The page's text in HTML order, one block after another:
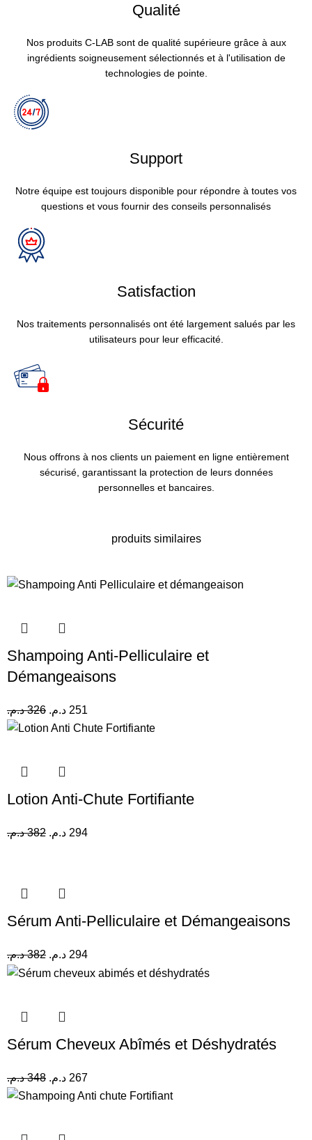
Qualité
Nos produits C-LAB sont de qualité supérieure grâce à aux
ingrédients soigneusement sélectionnés et à l'utilisation de
technologies de pointe.
Support
Notre équipe est toujours disponible pour répondre à toutes vos
questions et vous fournir des conseils personnalisés
Satisfaction
Nos traitements personnalisés ont été largement salués par les
utilisateurs pour leur efficacité.
Sécurité
Nous offrons à nos clients un paiement en ligne entièrement
sécurisé, garantissant la protection de leurs données
personnelles et bancaires.
produits similaires
Shampoing Anti-Pelliculaire et
Démangeaisons
326 د.م. 251 د.م.
Lotion Anti-Chute Fortifiante
382 د.م. 294 د.م.
Sérum Anti-Pelliculaire et Démangeaisons
382 د.م. 294 د.م.
Sérum Cheveux Abîmés et Déshydratés
348 د.م. 267 د.م.